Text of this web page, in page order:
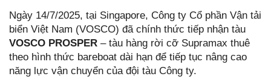
Ngày 14/7/2025, tại Singapore, Công ty Cổ phần Vận tải
biển Việt Nam (VOSCO) đã chính thức tiếp nhận tàu
VOSCO PROSPER – tàu hàng rời cỡ Supramax thuê
theo hình thức bareboat dài hạn để tiếp tục nâng cao
năng lực vận chuyển của đội tàu Công ty.